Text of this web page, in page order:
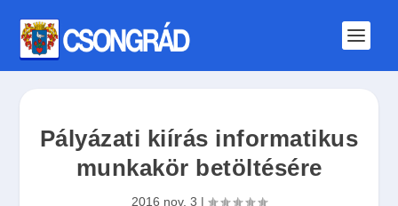
Pályázati kiírás informatikus
munkakör betöltésére
2016 nov. 3 |